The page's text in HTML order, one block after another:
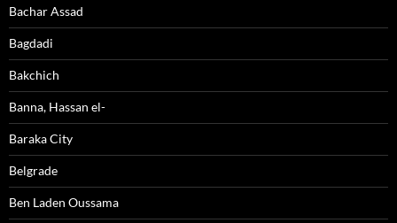
Bachar Assad
Bagdadi
Bakchich
Banna, Hassan el-
Baraka City
Belgrade
Ben Laden Oussama